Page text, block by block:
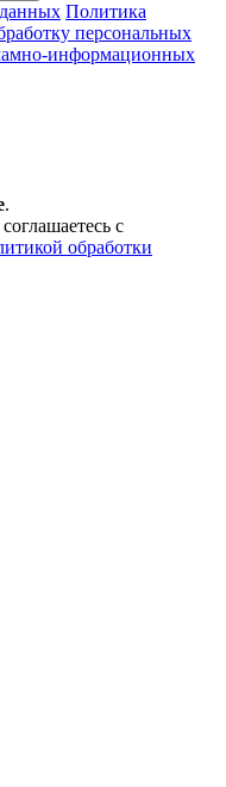
Политика
персональных
информационных
.
с
обработки